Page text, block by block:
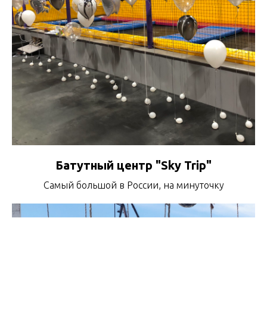
Батутный центр "Sky Trip"
Самый большой в России, на минуточку